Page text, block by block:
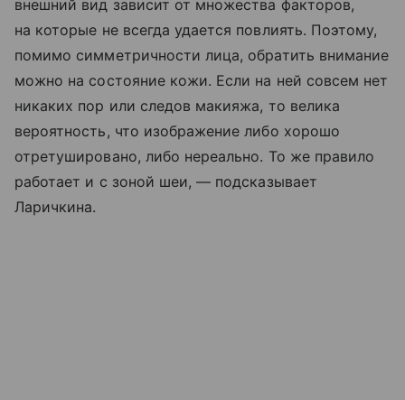
внешний вид зависит от множества факторов,
на которые не всегда удается повлиять. Поэтому,
помимо симметричности лица, обратить внимание
можно на состояние кожи. Если на ней совсем нет
никаких пор или следов макияжа, то велика
вероятность, что изображение либо хорошо
отретушировано, либо нереально. То же правило
работает и с зоной шеи, — подсказывает
Ларичкина.